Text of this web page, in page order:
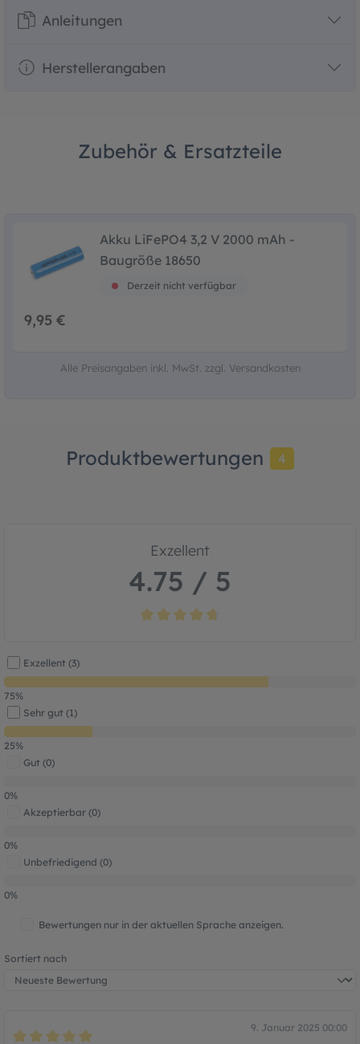
Anleitungen
Herstellerangaben
Zubehör & Ersatzteile
Akku LiFePO4 3,2 V 2000 mAh -
Baugröße 18650
Derzeit nicht verfügbar
9,95 €
Alle Preisangaben inkl. MwSt. zzgl. Versandkosten
Produktbewertungen 4
Exzellent
4.75 / 5
Exzellent (3)
75%
Sehr gut (1)
25%
Gut (0)
0%
Akzeptierbar (0)
0%
Unbefriedigend (0)
0%
Bewertungen nur in der aktuellen Sprache anzeigen.
Sortiert nach
9. Januar 2025 00:00